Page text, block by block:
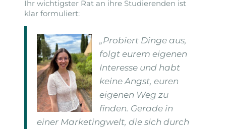
Ihr wichtigster Rat an ihre Studierenden ist
klar formuliert:
„Probiert Dinge aus,
folgt eurem eigenen
Interesse und habt
keine Angst, euren
eigenen Weg zu
finden. Gerade in
einer Marketingwelt, die sich durch